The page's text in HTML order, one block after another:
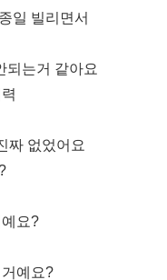
일 빌리면서
되는거 같아요
짜 없었어요
요?
예요?